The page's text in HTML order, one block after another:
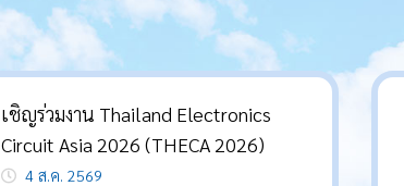
เชิญร่วมงาน Thailand Electronics
Circuit Asia 2026 (THECA 2026)
4 ส.ค. 2569